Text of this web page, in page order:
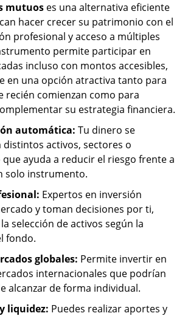
mutuos es una alternativa eficiente
hacer crecer su patrimonio con el
profesional y acceso a múltiples
permite participar en
incluso con montos accesibles,
en una opción atractiva tanto para
recién comienzan como para
su estrategia financiera.
automática: Tu dinero se
activos, sectores o
ayuda a reducir el riesgo frente a
solo instrumento.
Expertos en inversión
y toman decisiones por ti,
selección de activos según la
fondo.
globales: Permite invertir en
internacionales que podrían
alcanzar de forma individual.
liquidez: Puedes realizar aportes y